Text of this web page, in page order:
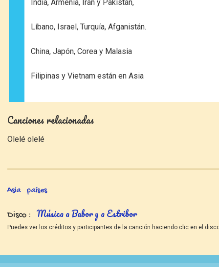
India, Armenia, Irán y Pakistán,
Líbano, Israel, Turquía, Afganistán.
China, Japón, Corea y Malasia
Filipinas y Vietnam están en Asia
Canciones relacionadas
Olelé olelé
Asia países
Disco Música a Babor y a Estribor
Puedes ver los créditos y participantes de la canción haciendo clic en el